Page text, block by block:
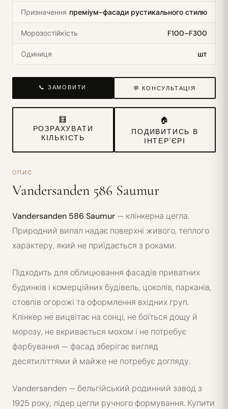
Призначення преміум-фасади рустикального стилю
Морозостійкість F100–F300
Одиниця шт
📞 ЗАМОВИТИ 💬 КОНСУЛЬТАЦІЯ
🧮
РОЗРАХУВАТИ
КІЛЬКІСТЬ
🏠
ПОДИВИТИСЬ В
ІНТЕР'ЄРІ
ОПИС
Vandersanden 586 Saumur
Vandersanden 586 Saumur— клінкерна цегла.
Природний випал надає поверхні живого, теплого
характеру, який не приїдається з роками.
Підходить для облицювання фасадів приватних
будинків і комерційних будівель, цоколів, парканів,
стовпів огорожі та оформлення вхідних груп.
Клінкер не вицвітає на сонці, не боїться дощу й
морозу, не вкривається мохом і не потребує
фарбування — фасад зберігає вигляд
десятиліттями й майже не потребує догляду.
Vandersanden — бельгійський родинний завод з
1925 року, лідер цегли ручного формування. Купити